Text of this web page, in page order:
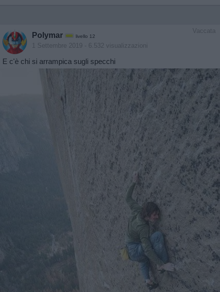
Vaccata
Polymar livello 12
1 Settembre 2019 - 6.532 visualizzazioni
E c'è chi si arrampica sugli specchi